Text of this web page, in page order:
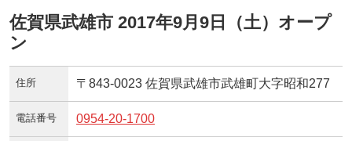
佐賀県武雄市 2017年9月9日（土）オープ
ン
住所 〒843-0023 佐賀県武雄市武雄町大字昭和277
電話番号 0954-20-1700